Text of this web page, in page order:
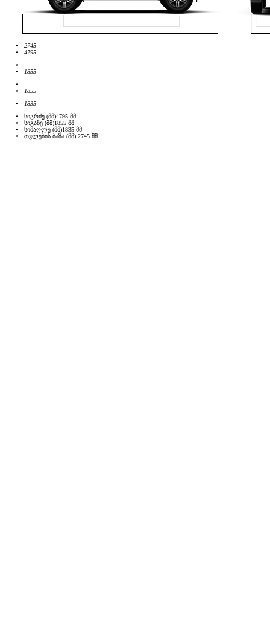
2745
4795
1855
1855
1835
სიგრძე (მმ)4795 მმ
სიგანე (მმ)1855 მმ
სიმაღლე (მმ)1835 მმ
თვლების ბაზა (მმ) 2745 მმ